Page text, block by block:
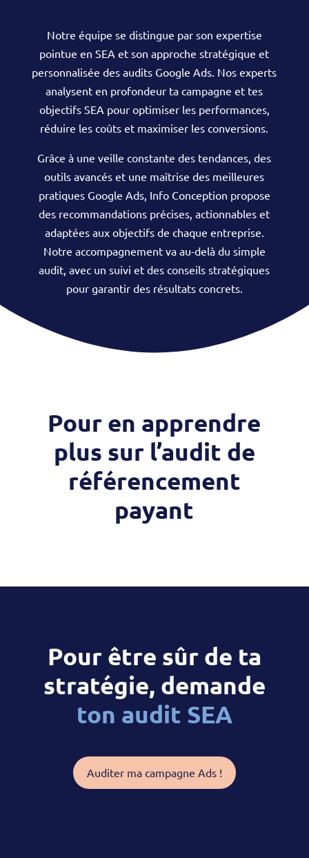
Notre équipe se distingue par son expertise
pointue en SEA et son approche stratégique et
personnalisée des audits Google Ads. Nos experts
analysent en profondeur ta campagne et tes
objectifs SEA pour optimiser les performances,
réduire les coûts et maximiser les conversions.
Grâce à une veille constante des tendances, des
outils avancés et une maîtrise des meilleures
pratiques Google Ads, Info Conception propose
des recommandations précises, actionnables et
adaptées aux objectifs de chaque entreprise.
Notre accompagnement va au-delà du simple
audit, avec un suivi et des conseils stratégiques
pour garantir des résultats concrets.
Pour en apprendre
plus sur l’audit de
référencement
payant
Pour être sûr de ta
stratégie, demande
ton audit SEA
Auditer ma campagne Ads !